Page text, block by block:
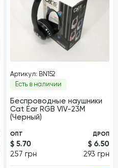
Артикул: BN152
Есть в наличии
Беспроводные наушники
Cat Ear RGB VIV-23M
(Черный)
ОПТ
$ 5.70
257 грн
ДРОП
$ 6.50
293 грн